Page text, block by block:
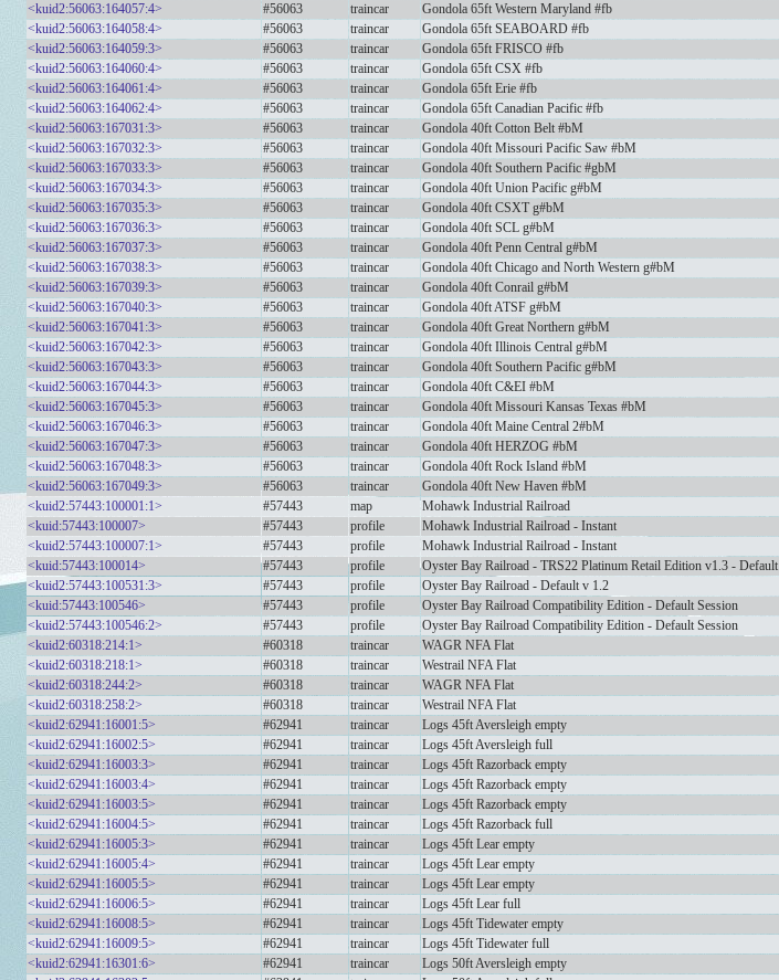
<kuid2:56063:164057:4>
#56063 traincar Gondola 65ft Western Maryland #fb
<kuid2:56063:164058:4>
#56063 traincar Gondola 65ft SEABOARD #fb
<kuid2:56063:164059:3>
#56063 traincar Gondola 65ft FRISCO #fb
<kuid2:56063:164060:4>
#56063 traincar Gondola 65ft CSX #fb
<kuid2:56063:164061:4>
#56063 traincar Gondola 65ft Erie #fb
<kuid2:56063:164062:4>
#56063 traincar Gondola 65ft Canadian Pacific #fb
<kuid2:56063:167031:3>
#56063 traincar Gondola 40ft Cotton Belt #bM
<kuid2:56063:167032:3>
#56063 traincar Gondola 40ft Missouri Pacific Saw #bM
<kuid2:56063:167033:3>
#56063 traincar Gondola 40ft Southern Pacific #gbM
<kuid2:56063:167034:3>
#56063 traincar Gondola 40ft Union Pacific g#bM
<kuid2:56063:167035:3>
#56063 traincar Gondola 40ft CSXT g#bM
<kuid2:56063:167036:3>
#56063 traincar Gondola 40ft SCL g#bM
<kuid2:56063:167037:3>
#56063 traincar Gondola 40ft Penn Central g#bM
<kuid2:56063:167038:3>
#56063 traincar Gondola 40ft Chicago and North Western g#bM
<kuid2:56063:167039:3>
#56063 traincar Gondola 40ft Conrail g#bM
<kuid2:56063:167040:3>
#56063 traincar Gondola 40ft ATSF g#bM
<kuid2:56063:167041:3>
#56063 traincar Gondola 40ft Great Northern g#bM
<kuid2:56063:167042:3>
#56063 traincar Gondola 40ft Illinois Central g#bM
<kuid2:56063:167043:3>
#56063 traincar Gondola 40ft Southern Pacific g#bM
<kuid2:56063:167044:3>
#56063 traincar Gondola 40ft C&EI #bM
<kuid2:56063:167045:3>
#56063 traincar Gondola 40ft Missouri Kansas Texas #bM
<kuid2:56063:167046:3>
#56063 traincar Gondola 40ft Maine Central 2#bM
<kuid2:56063:167047:3>
#56063 traincar Gondola 40ft HERZOG #bM
<kuid2:56063:167048:3>
#56063 traincar Gondola 40ft Rock Island #bM
<kuid2:56063:167049:3>
#56063 traincar Gondola 40ft New Haven #bM
<kuid2:57443:100001:1>
#57443 map Mohawk Industrial Railroad
<kuid:57443:100007>
#57443 profile Mohawk Industrial Railroad - Instant
<kuid2:57443:100007:1>
#57443 profile Mohawk Industrial Railroad - Instant
<kuid:57443:100014>
#57443 profile Oyster Bay Railroad - TRS22 Platinum Retail Edition v1.3 - Default
<kuid2:57443:100531:3>
#57443 profile Oyster Bay Railroad - Default v 1.2
<kuid:57443:100546>
#57443 profile Oyster Bay Railroad Compatibility Edition - Default Session
<kuid2:57443:100546:2>
#57443 profile Oyster Bay Railroad Compatibility Edition - Default Session
<kuid2:60318:214:1>
#60318 traincar WAGR NFA Flat
<kuid2:60318:218:1>
#60318 traincar Westrail NFA Flat
<kuid2:60318:244:2>
#60318 traincar WAGR NFA Flat
<kuid2:60318:258:2>
#60318 traincar Westrail NFA Flat
<kuid2:62941:16001:5>
#62941 traincar Logs 45ft Aversleigh empty
<kuid2:62941:16002:5>
#62941 traincar Logs 45ft Aversleigh full
<kuid2:62941:16003:3>
#62941 traincar Logs 45ft Razorback empty
<kuid2:62941:16003:4>
#62941 traincar Logs 45ft Razorback empty
<kuid2:62941:16003:5>
#62941 traincar Logs 45ft Razorback empty
<kuid2:62941:16004:5>
#62941 traincar Logs 45ft Razorback full
<kuid2:62941:16005:3>
#62941 traincar Logs 45ft Lear empty
<kuid2:62941:16005:4>
#62941 traincar Logs 45ft Lear empty
<kuid2:62941:16005:5>
#62941 traincar Logs 45ft Lear empty
<kuid2:62941:16006:5>
#62941 traincar Logs 45ft Lear full
<kuid2:62941:16008:5>
#62941 traincar Logs 45ft Tidewater empty
<kuid2:62941:16009:5>
#62941 traincar Logs 45ft Tidewater full
<kuid2:62941:16301:6>
#62941 traincar Logs 50ft Aversleigh empty